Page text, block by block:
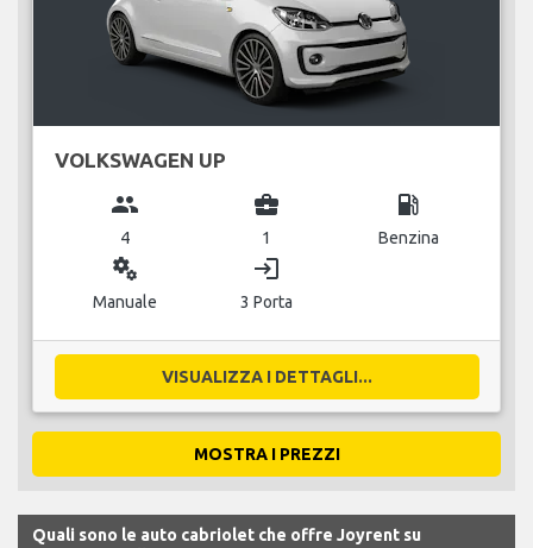
VOLKSWAGEN UP
group
4
business_center
1
local_gas_station
Benzina
miscellaneous_services
Manuale
login
3 Porta
VISUALIZZA I DETTAGLI...
MOSTRA I PREZZI
Quali sono le auto cabriolet che offre Joyrent su